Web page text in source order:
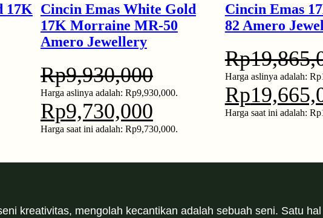
17K Cincin Emas White Gold
17K Morraine MR-50
Amero Jewellery
Rp9,930,000
Harga aslinya adalah: Rp9,930,000.
Rp9,730,000
Harga saat ini adalah: Rp9,730,000.
Cincin Emas
82 Amero
Rp
Harga aslinya adalah:
Rp
Harga saat ini adalah:
kreativitas, mengolah kecantikan adalah sebuah seni. Satu